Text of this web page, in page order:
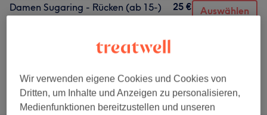
Damen Sugaring - Rücken (ab 15-)
25 € Auswählen
5 weitere passende Services anzeigen...
Nicht gefunden wonach du gesucht hast?
Alle Services
Wir verwenden eigene Cookies und Cookies von
Dritten, um Inhalte und Anzeigen zu personalisieren,
Medienfunktionen bereitzustellen und unseren